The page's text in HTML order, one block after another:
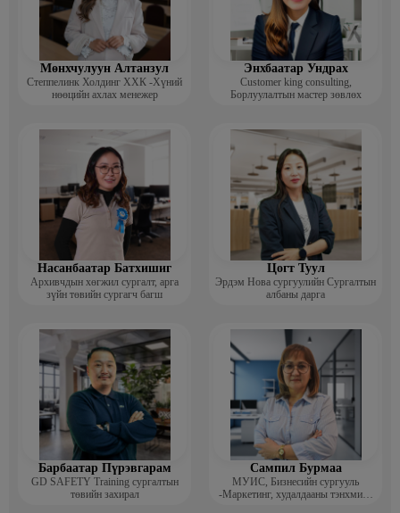
Мөнхчулуун Алтанзул
Степпелинк Холдинг ХХК -Хүний
нөөцийн ахлах менежер
Энхбаатар Ундрах
Customer king consulting,
Борлуулалтын мастер зөвлөх
Насанбаатар Батхишиг
Архивчдын хөгжил сургалт, арга
зүйн төвийн сургагч багш
Цогт Туул
Эрдэм Нова сургуулийн Сургалтын
албаны дарга
Барбаатар Пүрэвгарам
GD SAFETY Training сургалтын
төвийн захирал
Сампил Бурмаа
МУИС, Бизнесийн сургууль
-Маркетинг, худалдааны тэнхмийн